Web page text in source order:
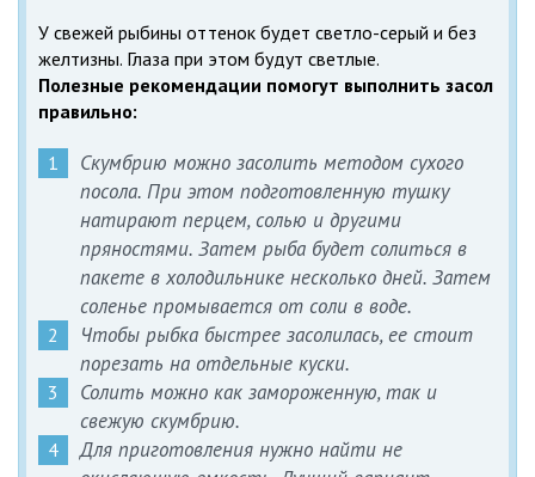
У свежей рыбины оттенок будет светло-серый и без
желтизны. Глаза при этом будут светлые.
Полезные рекомендации помогут выполнить засол
правильно:
Скумбрию можно засолить методом сухого
посола. При этом подготовленную тушку
натирают перцем, солью и другими
пряностями. Затем рыба будет солиться в
пакете в холодильнике несколько дней. Затем
соленье промывается от соли в воде.
Чтобы рыбка быстрее засолилась, ее стоит
порезать на отдельные куски.
Солить можно как замороженную, так и
свежую скумбрию.
Для приготовления нужно найти не